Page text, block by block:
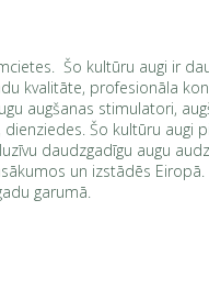
Šo kultūru augi ir
kvalitāte, profesionāla
augšanas stimulatori,
Šo kultūru
daudzgadīgu augu
un izstādēs
garumā.